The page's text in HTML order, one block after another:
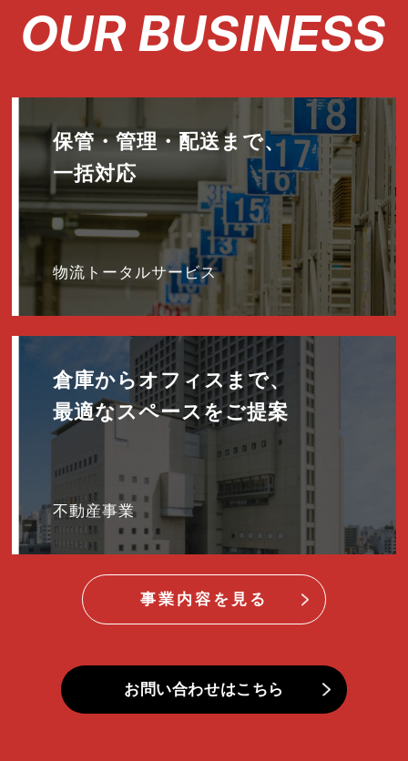
OUR BUSINESS
保管・管理・配送まで、
一括対応
物流トータルサービス
倉庫からオフィスまで、
最適なスペースをご提案
不動産事業
事業内容を見る
お問い合わせはこちら